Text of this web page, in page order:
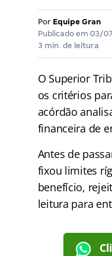
Por Equipe Gran
Publicado em 03/
3 min. de leitura
O Superior
os critérios
acórdão
financeira de
Antes de
fixou limites
benefício,
leitura para